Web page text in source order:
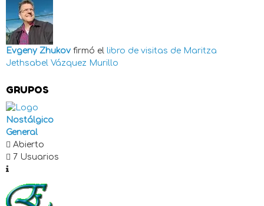
Evgeny Zhukov firmó el libro de visitas de Maritza
Jethsabel Vázquez Murillo
GRUPOS
Nostálgico
General
Abierto
7 Usuarios